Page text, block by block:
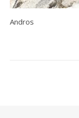
Andros